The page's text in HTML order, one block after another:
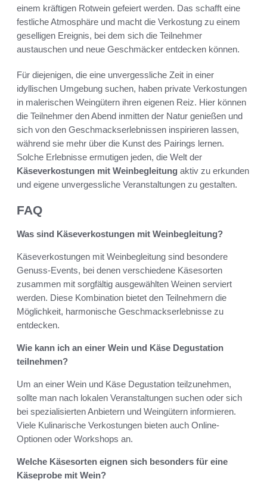
einem kräftigen Rotwein gefeiert werden. Das schafft eine
festliche Atmosphäre und macht die Verkostung zu einem
geselligen Ereignis, bei dem sich die Teilnehmer
austauschen und neue Geschmäcker entdecken können.
Für diejenigen, die eine unvergessliche Zeit in einer
idyllischen Umgebung suchen, haben private Verkostungen
in malerischen Weingütern ihren eigenen Reiz. Hier können
die Teilnehmer den Abend inmitten der Natur genießen und
sich von den Geschmackserlebnissen inspirieren lassen,
während sie mehr über die Kunst des Pairings lernen.
Solche Erlebnisse ermutigen jeden, die Welt der
Käseverkostungen mit Weinbegleitung aktiv zu erkunden
und eigene unvergessliche Veranstaltungen zu gestalten.
FAQ
Was sind Käseverkostungen mit Weinbegleitung?
Käseverkostungen mit Weinbegleitung sind besondere
Genuss-Events, bei denen verschiedene Käsesorten
zusammen mit sorgfältig ausgewählten Weinen serviert
werden. Diese Kombination bietet den Teilnehmern die
Möglichkeit, harmonische Geschmackserlebnisse zu
entdecken.
Wie kann ich an einer Wein und Käse Degustation
teilnehmen?
Um an einer Wein und Käse Degustation teilzunehmen,
sollte man nach lokalen Veranstaltungen suchen oder sich
bei spezialisierten Anbietern und Weingütern informieren.
Viele Kulinarische Verkostungen bieten auch Online-
Optionen oder Workshops an.
Welche Käsesorten eignen sich besonders für eine
Käseprobe mit Wein?